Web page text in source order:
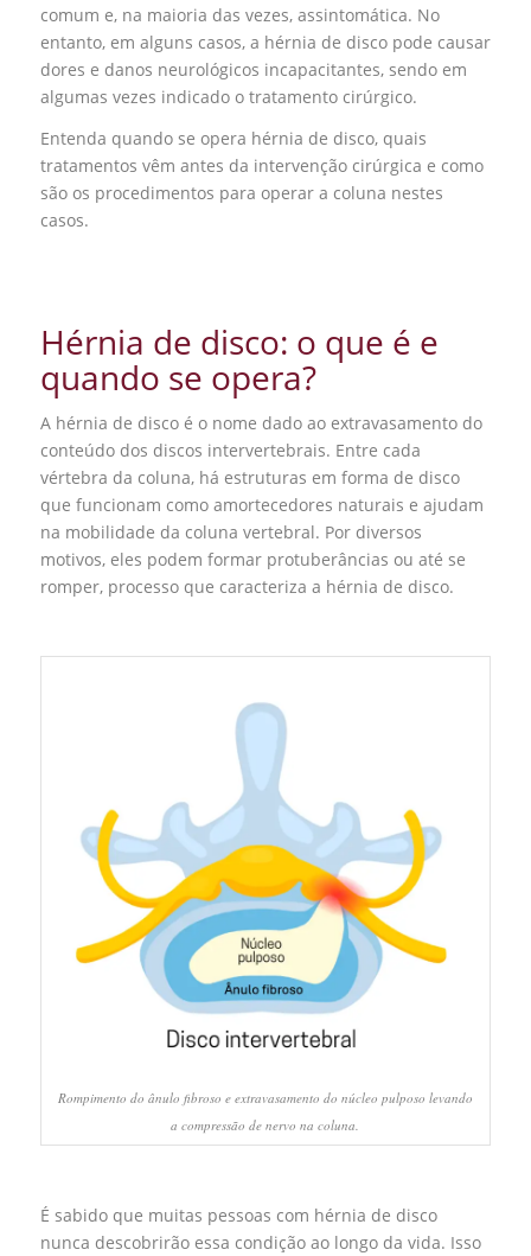
comum e, na maioria das vezes, assintomática. No
entanto, em alguns casos, a hérnia de disco pode causar
dores e danos neurológicos incapacitantes, sendo em
algumas vezes indicado o tratamento cirúrgico.
Entenda quando se opera hérnia de disco, quais
tratamentos vêm antes da intervenção cirúrgica e como
são os procedimentos para operar a coluna nestes
casos.
Hérnia de disco: o que é e
quando se opera?
A hérnia de disco é o nome dado ao extravasamento do
conteúdo dos discos intervertebrais. Entre cada
vértebra da coluna, há estruturas em forma de disco
que funcionam como amortecedores naturais e ajudam
na mobilidade da coluna vertebral. Por diversos
motivos, eles podem formar protuberâncias ou até se
romper, processo que caracteriza a hérnia de disco.
Rompimento do ânulo fibroso e extravasamento do núcleo pulposo levando
a compressão de nervo na coluna.
É sabido que muitas pessoas com hérnia de disco
nunca descobrirão essa condição ao longo da vida. Isso